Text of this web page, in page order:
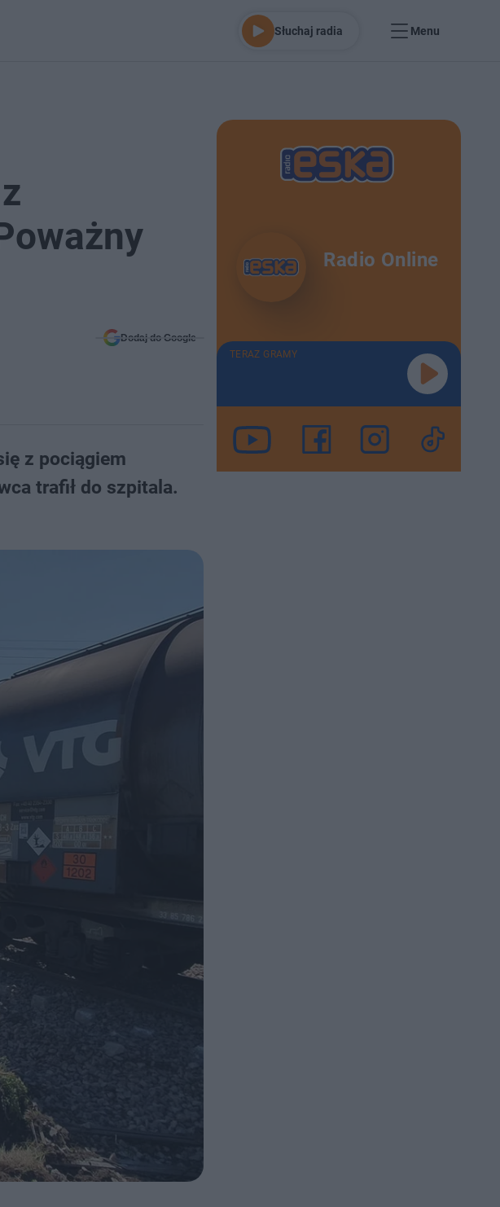
Słuchaj radia Menu
Dodaj do Google
z pociągiem
trafił do szpitala.
Radio Online
TERAZ GRAMY